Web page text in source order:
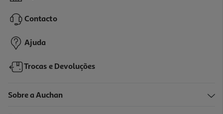
Contacto
Ajuda
Trocas e Devoluções
Sobre a Auchan